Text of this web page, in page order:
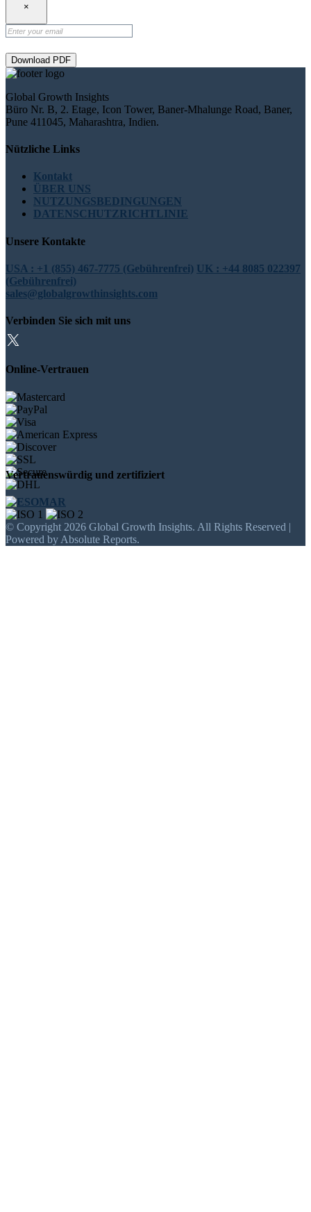
×
Download PDF
Global Growth Insights
Büro Nr. B, 2. Etage, Icon Tower, Baner-Mhalunge Road, Baner,
Pune 411045, Maharashtra, Indien.
Nützliche Links
Kontakt
ÜBER UNS
NUTZUNGSBEDINGUNGEN
DATENSCHUTZRICHTLINIE
Unsere Kontakte
USA : +1 (855) 467-7775 (Gebührenfrei) UK : +44 8085 022397
(Gebührenfrei)
sales@globalgrowthinsights.com
Verbinden Sie sich mit uns
Online-Vertrauen
Vertrauenswürdig und zertifiziert
© Copyright 2026 Global Growth Insights. All Rights Reserved |
Powered by Absolute Reports.